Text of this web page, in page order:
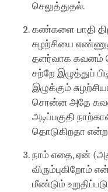
செலுத்துதல்.
கண்களை பாதி
சுழற்சியை
தளர்வாக கவனம்
சற்றே இழுத்துப்
இழுக்கும்
சொன்ன அதே
அடிப்பகுதி
தொடுகிறதா
நாம் எதை, ஏன்
விரும்புகிறோம்
மீண்டும்